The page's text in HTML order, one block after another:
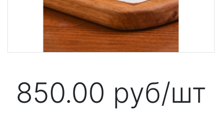
850.00 руб/шт